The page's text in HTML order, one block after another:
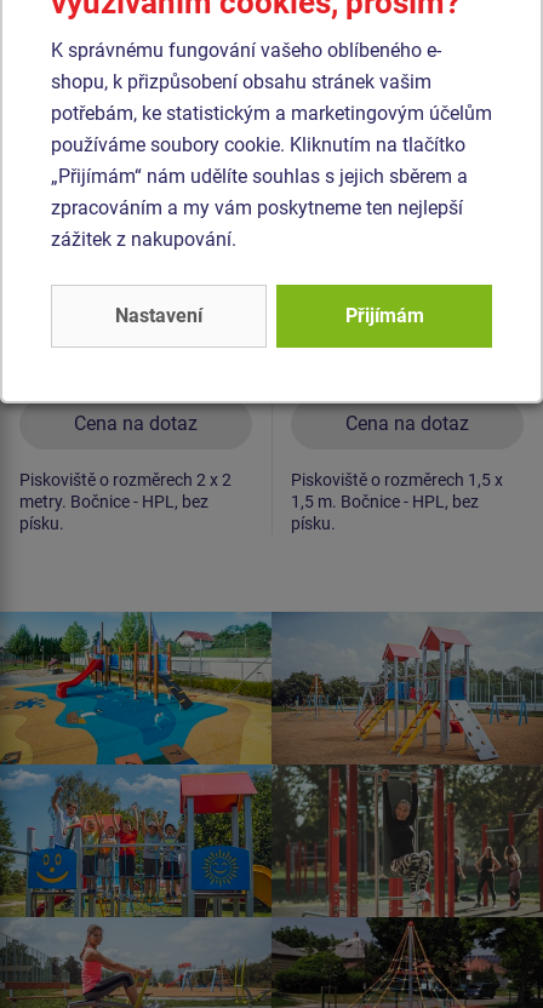
Podobnézboží
Produkt - PIH-2020-10
Pískoviště se sedáky
2x2 m PIH2020
Cena na dotaz
Novinka
Piskoviště o rozměrech 2 x 2
metry. Bočnice - HPL, bez
písku.
Produkt - PIH-1515-10
Pískoviště se sedáky
1,5x1,5 m PIH1515
Cena na dotaz
Piskoviště o rozměrech 1,5 x
1,5 m. Bočnice - HPL, bez
písku.
K správnému fungování vašeho oblíbeného e-
shopu, k přizpůsobení obsahu stránek vašim
potřebám, ke statistickým a marketingovým účelům
používáme soubory cookie. Kliknutím na tlačítko
„Přijímám“ nám udělíte souhlas s jejich sběrem a
zpracováním a my vám poskytneme ten nejlepší
zážitek z nakupování.
Nastavení Přijímám